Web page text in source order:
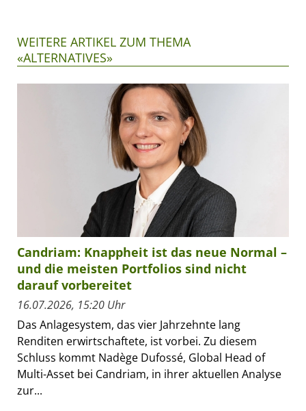
WEITERE ARTIKEL ZUM THEMA
«ALTERNATIVES»
Candriam: Knappheit ist das neue Normal –
und die meisten Portfolios sind nicht
darauf vorbereitet
16.07.2026, 15:20 Uhr
Das Anlagesystem, das vier Jahrzehnte lang
Renditen erwirtschaftete, ist vorbei. Zu diesem
Schluss kommt Nadège Dufossé, Global Head of
Multi-Asset bei Candriam, in ihrer aktuellen Analyse
zur...